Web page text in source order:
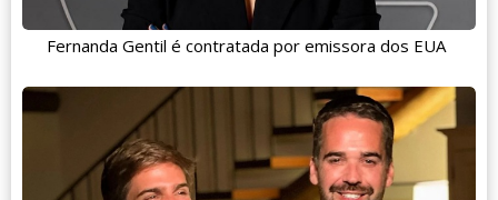
Fernanda Gentil é contratada por emissora dos EUA